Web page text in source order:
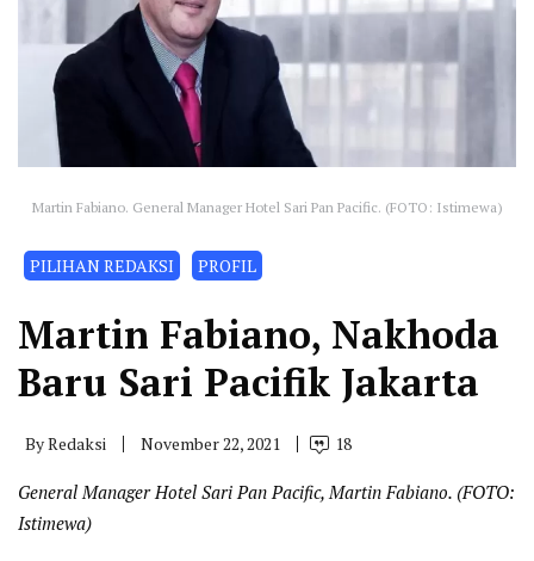
Martin Fabiano. General Manager Hotel Sari Pan Pacific. (FOTO: Istimewa)
PILIHAN REDAKSI PROFIL
Martin Fabiano, Nakhoda
Baru Sari Pacifik Jakarta
ByRedaksi November 22, 2021 18
General Manager Hotel Sari Pan Pacific, Martin Fabiano. (FOTO:
Istimewa)